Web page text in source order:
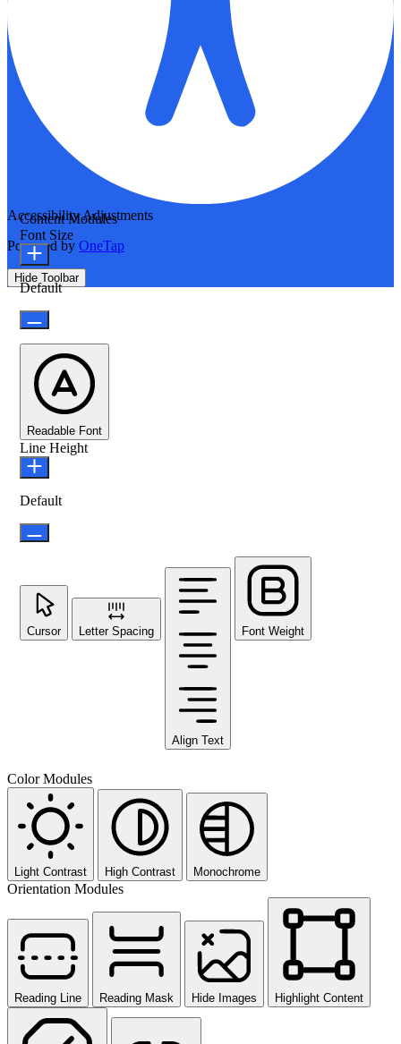
Accessibility Adjustments
Powered by OneTap
Hide Toolbar
Content Modules
Font Size
Default
Readable Font
Line Height
Default
Cursor Letter Spacing
Align Text
Font Weight
Color Modules
Light Contrast High Contrast Monochrome
Orientation Modules
Reading Line Reading Mask Hide Images Highlight Content